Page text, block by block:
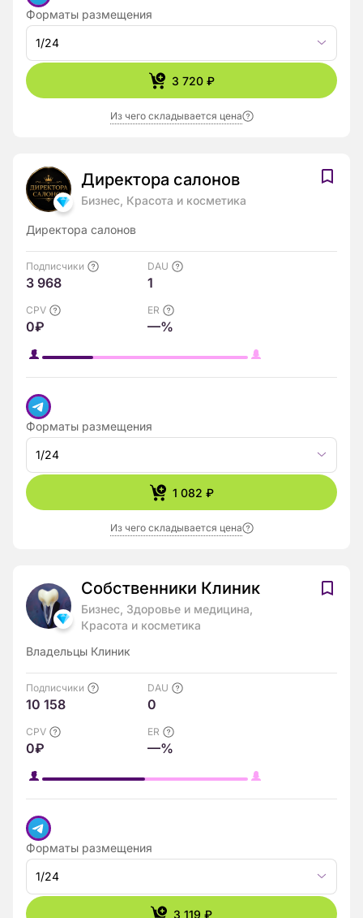
Форматы размещения
1/24
3 720 ₽
Из чего складывается цена
Директора салонов
Бизнес, Красота и косметика
Директора салонов
Подписчики
3 968
DAU
1
CPV
0₽
ER
—%
Форматы размещения
1/24
1 082 ₽
Из чего складывается цена
Собственники Клиник
Бизнес, Здоровье и медицина,
Красота и косметика
Владельцы Клиник
Подписчики
10 158
DAU
0
CPV
0₽
ER
—%
Форматы размещения
1/24
3 119 ₽